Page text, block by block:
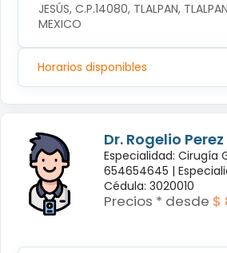
JESÚS, C.P.14080, TLALPAN,
MEXICO
Horarios disponibles
Dr. Rogelio
Especialidad: Cirugía
654654645 |
Cédula: 3020010
Precios * desde $